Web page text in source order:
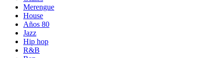
Merengue
House
Años 80
Jazz
Hip hop
R&B